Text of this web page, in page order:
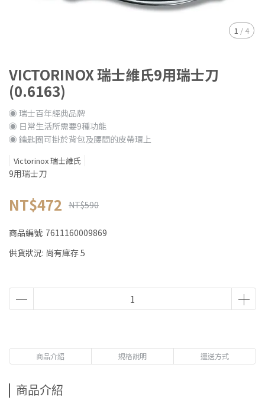
1 / 4
VICTORINOX 瑞士維氏9用瑞士刀
(0.6163)
◉ 瑞士百年經典品牌
◉ 日常生活所需要9種功能
◉ 鑰匙圈可掛於背包及腰間的皮帶環上
Victorinox 瑞士維氏
9用瑞士刀
NT$472 NT$590
商品編號: 7611160009869
供貨狀況: 尚有庫存 5
商品介紹 規格說明 運送方式
商品介紹